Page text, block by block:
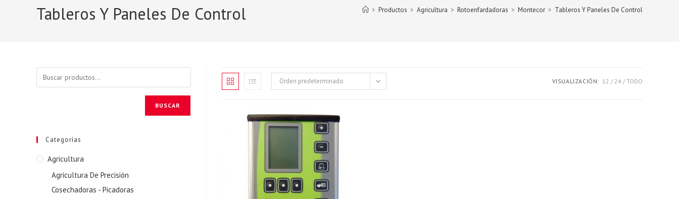
la
Tableros Y Paneles De Control > Productos > Agricultura > Rotoenfardadoras > Montecor > Tableros Y Paneles De Control
BUSCAR
Categorías
Agricultura
Agricultura De Precisión
Cosechadoras - Picadoras
Orden predeterminado VISUALIZACIÓN: 12 24 TODO